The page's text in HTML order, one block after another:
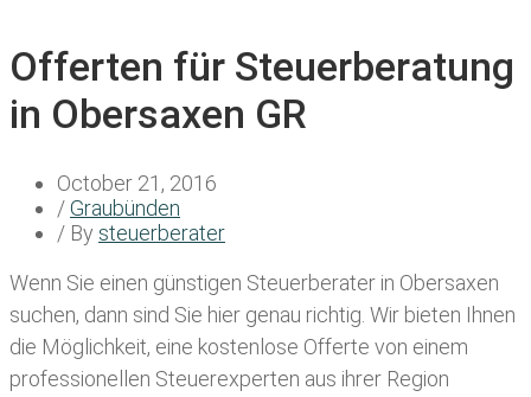
Offerten für Steuerberatung
in Obersaxen GR
October 21, 2016
/Graubünden
/ By steuerberater
Wenn Sie einen günstigen Steuerberater in Obersaxen
suchen, dann sind Sie hier genau richtig. Wir bieten Ihnen
die Möglichkeit, eine kostenlose Offerte von einem
professionellen Steuerexperten aus ihrer Region